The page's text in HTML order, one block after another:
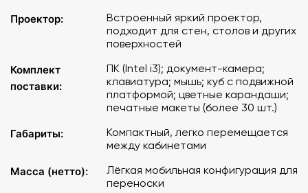
Проектор:
Встроенный яркий проектор,
подходит для стен, столов и других
поверхностей
Комплект
поставки:
ПК (Intel i3); документ-камера;
клавиатура; мышь; куб с подвижной
платформой; цветные карандаши;
печатные макеты (более 30 шт.)
Габариты:
Компактный, легко перемещается
между кабинетами
Масса (нетто):
Лёгкая мобильная конфигурация для
переноски